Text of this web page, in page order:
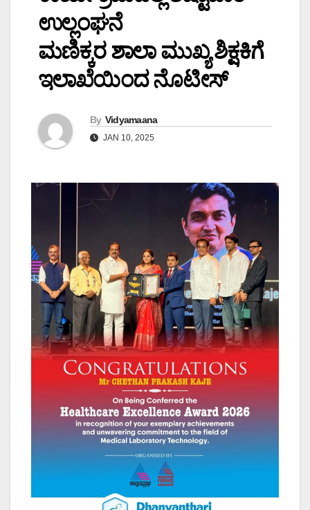
ಉಲ್ಲಂಘನೆ
ಮಣಿಕ್ಕರ ಶಾಲಾ ಮುಖ್ಯ ಶಿಕ್ಷಕಿಗೆ
ಇಲಾಖೆಯಿಂದ ನೊಟೀಸ್
By Vidyamaana
JAN 10, 2025